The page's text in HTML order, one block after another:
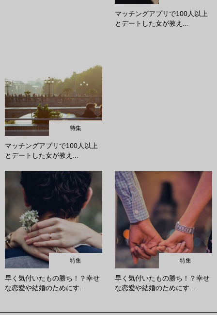
マッチングアプリで100人以上
とデートした女が教え...
特集
マッチングアプリで100人以上
とデートした女が教え...
特集
早く気付いたもの勝ち！？幸せ
な恋愛や結婚のためにす...
特集
早く気付いたもの勝ち！？幸せ
な恋愛や結婚のためにす...